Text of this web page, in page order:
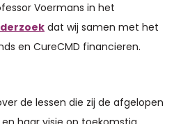
Voermans in het
dat wij samen met het
en CureCMD financieren.
de lessen die zij de afgelopen